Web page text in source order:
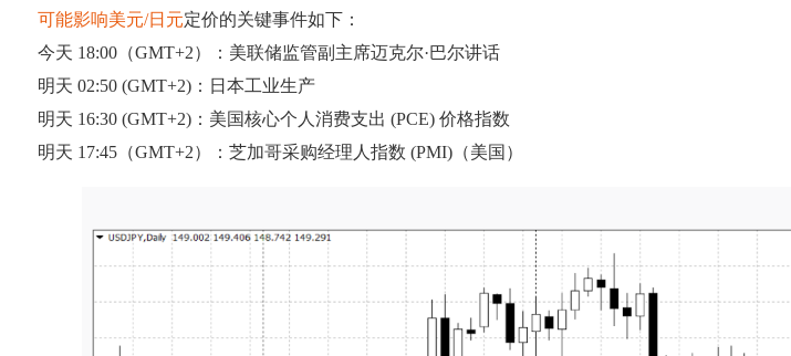
可能影响美元/日元定价的关键事件如下：
今天 18:00（GMT+2）：美联储监管副主席迈克尔·巴尔讲话
明天 02:50 (GMT+2)：日本工业生产
明天 16:30 (GMT+2)：美国核心个人消费支出 (PCE) 价格指数
明天 17:45（GMT+2）：芝加哥采购经理人指数 (PMI)（美国）